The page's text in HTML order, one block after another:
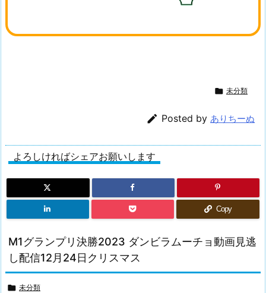
 未分類
 Posted by ありちーぬ
よろしければシェアお願いします
Copy
M1グランプリ決勝2023 ダンビラムーチョ動画見逃
し配信12月24日クリスマス
 未分類